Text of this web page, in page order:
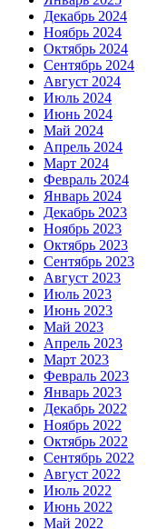
Декабрь 2024
Ноябрь 2024
Октябрь 2024
Сентябрь 2024
Август 2024
Июль 2024
Июнь 2024
Май 2024
Апрель 2024
Март 2024
Февраль 2024
Январь 2024
Декабрь 2023
Ноябрь 2023
Октябрь 2023
Сентябрь 2023
Август 2023
Июль 2023
Июнь 2023
Май 2023
Апрель 2023
Март 2023
Февраль 2023
Январь 2023
Декабрь 2022
Ноябрь 2022
Октябрь 2022
Сентябрь 2022
Август 2022
Июль 2022
Июнь 2022
Май 2022